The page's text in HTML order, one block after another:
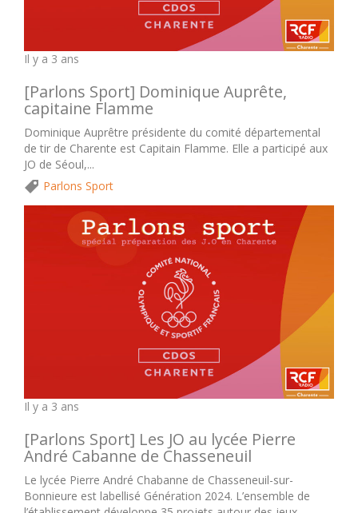
Il y a 3 ans
[Parlons Sport] Dominique Auprête,
capitaine Flamme
Dominique Auprêtre présidente du comité départemental
de tir de Charente est Capitain Flamme. Elle a participé aux
JO de Séoul,...
Parlons Sport
Il y a 3 ans
[Parlons Sport] Les JO au lycée Pierre
André Cabanne de Chasseneuil
Le lycée Pierre André Chabanne de Chasseneuil-sur-
Bonnieure est labellisé Génération 2024. L’ensemble de